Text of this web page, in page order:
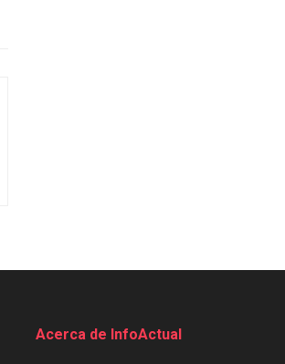
Acerca de InfoActual